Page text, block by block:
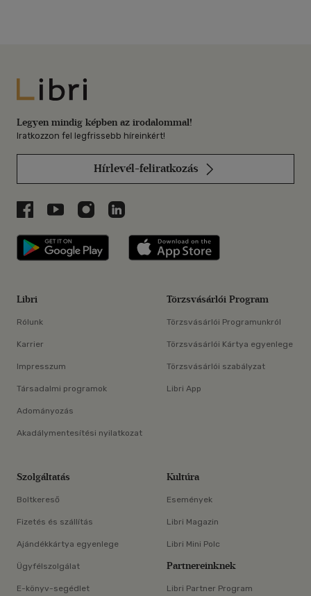
Libri
Legyen mindig képben az irodalommal!
Iratkozzon fel legfrissebb híreinkért!
Hírlevél-feliratkozás
Libri a Facebookon
Libri a Youtube-on
Libri az Instagramon
Libri a LinkedInen
Libri applikáció Szerezd meg: Google
Libri
Rólunk
Karrier
Impresszum
Társadalmi programok
Adományozás
Akadálymentesítési nyilatkozat
Törzsvásárlói Program
Törzsvásárlói Programunkról
Törzsvásárlói Kártya egyenlege
Törzsvásárlói szabályzat
Libri App
Szolgáltatás
Boltkereső
Fizetés és szállítás
Ajándékkártya egyenlege
Ügyfélszolgálat
E-könyv-segédlet
Kultúra
Események
Libri Magazin
Libri Mini Polc
Partnereinknek
Libri Partner Program